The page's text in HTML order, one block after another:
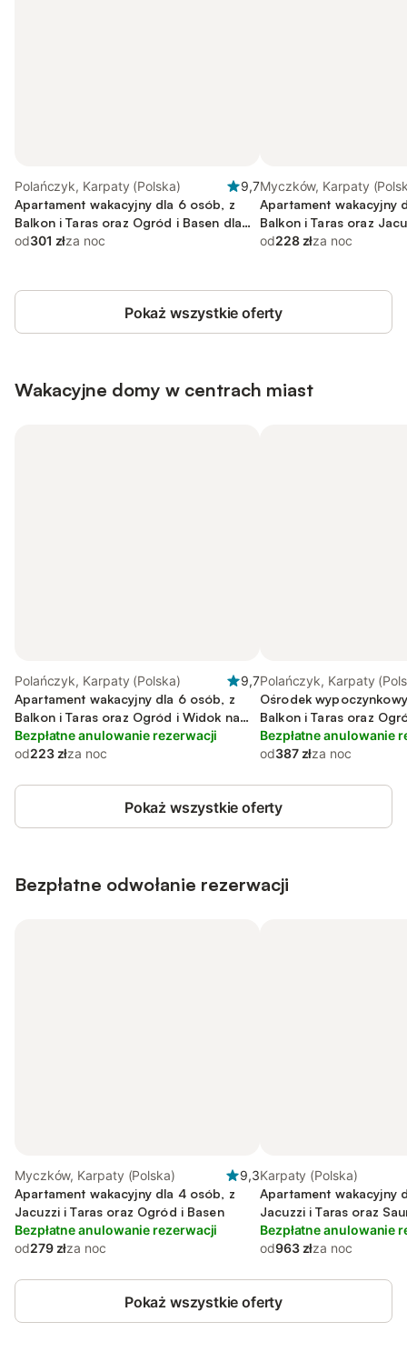
Polańczyk, Karpaty (Polska)
9,7
Apartament wakacyjny dla 6 osób, z
Balkon i Taras oraz Ogród i Basen dla
dzieci
od301 złza noc
Myczków, Karpaty
Apartament wakacyjny
Balkon i Taras oraz
od228 złza noc
Pokaż wszystkie oferty
Wakacyjne domy w centrach miast
Polańczyk, Karpaty (Polska)
9,7
Apartament wakacyjny dla 6 osób, z
Balkon i Taras oraz Ogród i Widok na
jezioro
Bezpłatne anulowanie rezerwacji
od223 złza noc
Polańczyk, Karpaty
Ośrodek
Balkon i Taras oraz
Bezpłatne anulowanie
od387 złza noc
Pokaż wszystkie oferty
Bezpłatne odwołanie rezerwacji
Myczków, Karpaty (Polska)
9,3
Apartament wakacyjny dla 4 osób, z
Jacuzzi i Taras oraz Ogród i Basen
Bezpłatne anulowanie rezerwacji
od279 złza noc
Karpaty (Polska)
Apartament wakacyjny
Jacuzzi i Taras oraz
jezioro
Bezpłatne anulowanie
od963 złza noc
Pokaż wszystkie oferty